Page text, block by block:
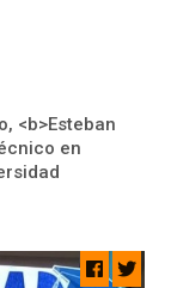
<b>Esteban
en